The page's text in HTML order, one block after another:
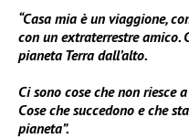
“Casa mia è un viaggione,
con un extraterrestre amico.
pianeta Terra dall’alto.
Ci sono cose che non riesce
Cose che succedono e che
pianeta”.